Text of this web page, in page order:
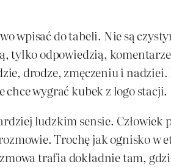
wpisać do tabeli. Nie są
tylko odpowiedzią,
drodze, zmęczeniu i
wygrać kubek z logo stacji.
ludzkim sensie. Człowiek
Trochę jak ognisko
trafia dokładnie tam,